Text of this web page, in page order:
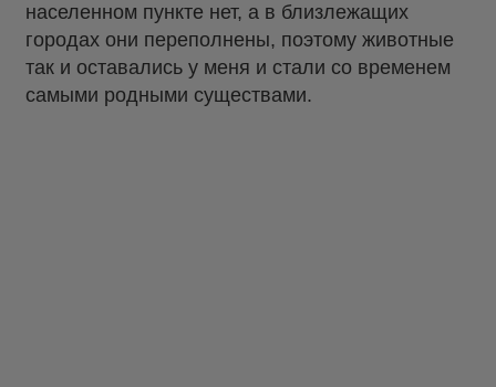
населенном пункте нет, а в близлежащих
городах они переполнены, поэтому животные
так и оставались у меня и стали со временем
самыми родными существами.